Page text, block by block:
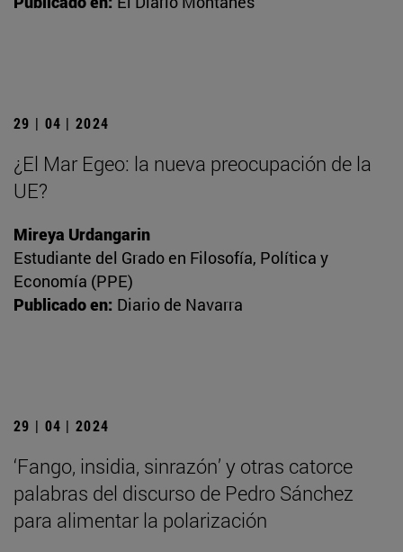
29 | 04 | 2024
¿El Mar Egeo: la nueva preocupación de la
UE?
Mireya Urdangarin
Estudiante del Grado en Filosofía, Política y
Economía (PPE)
Publicado en: Diario de Navarra
29 | 04 | 2024
‘Fango, insidia, sinrazón’ y otras catorce
palabras del discurso de Pedro Sánchez
para alimentar la polarización